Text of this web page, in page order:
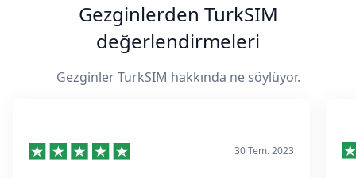
Gezginlerden TurkSIM
değerlendirmeleri
Gezginler TurkSIM hakkında ne söylüyor.
30 Tem. 2023